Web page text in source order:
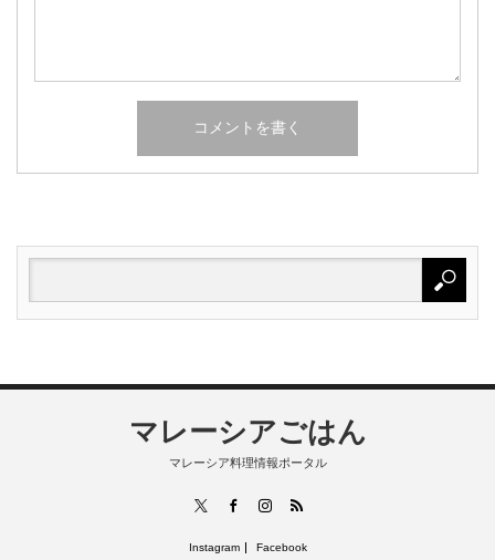
マレーシアごはん
マレーシア料理情報ポータル
FacebookInstagram
RSS
Instagram Facebook